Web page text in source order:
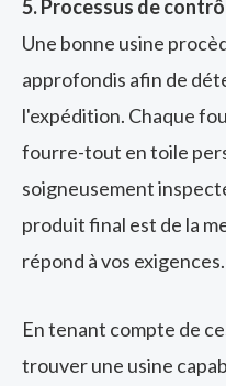
5. Processus de
Une bonne usine
approfondis afin de
l'expédition. Chaque
fourre-tout en toile
soigneusement
produit final est de la
répond à vos exigences.
En tenant compte de
trouver une usine